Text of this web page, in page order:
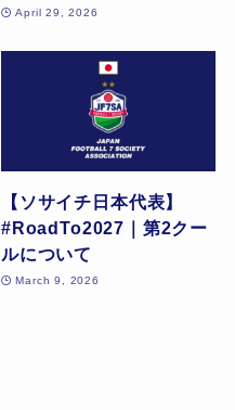
April 29, 2026
【ソサイチ日本代表】
#RoadTo2027｜第2クー
ルについて
March 9, 2026